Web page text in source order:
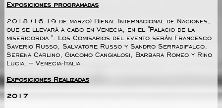
Exposiciones programadas
2018 (16-19 de marzo) Bienal Internacional de Naciones,
que se llevará a cabo en Venecia, en el "Palacio de la
misericordia ". Los Comisarios del evento serán Francesco
Saverio Russo, Salvatore Russo y Sandro Serradifalco,
Serena Carlino, Giacomo Cangialosi, Barbara Romeo y Rino
Lucia. – Venecia-Italia
Exposiciones Realizadas
2017